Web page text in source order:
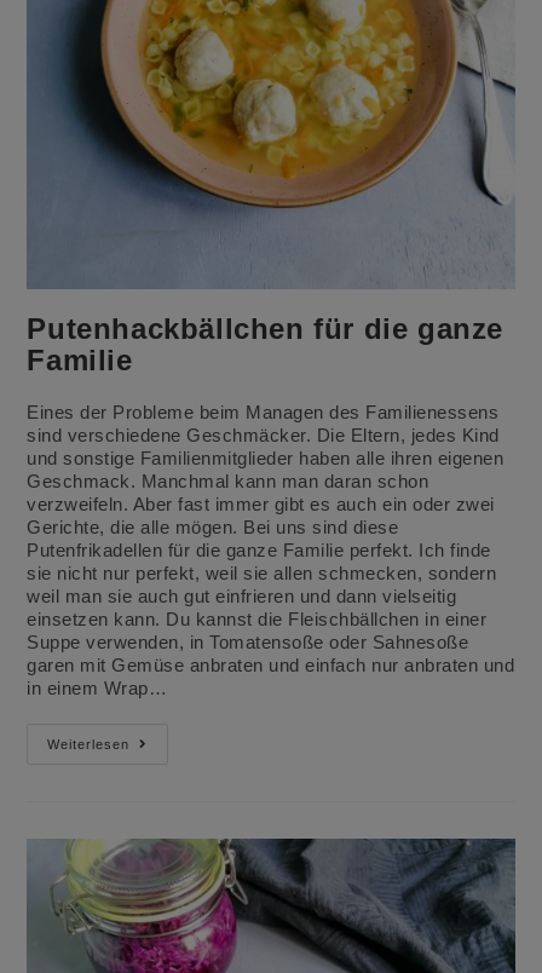
Putenhackbällchen für die ganze
Familie
Eines der Probleme beim Managen des Familienessens
sind verschiedene Geschmäcker. Die Eltern, jedes Kind
und sonstige Familienmitglieder haben alle ihren eigenen
Geschmack. Manchmal kann man daran schon
verzweifeln. Aber fast immer gibt es auch ein oder zwei
Gerichte, die alle mögen. Bei uns sind diese
Putenfrikadellen für die ganze Familie perfekt. Ich finde
sie nicht nur perfekt, weil sie allen schmecken, sondern
weil man sie auch gut einfrieren und dann vielseitig
einsetzen kann. Du kannst die Fleischbällchen in einer
Suppe verwenden, in Tomatensoße oder Sahnesoße
garen mit Gemüse anbraten und einfach nur anbraten und
in einem Wrap…
Weiterlesen
Putenhackbällchen